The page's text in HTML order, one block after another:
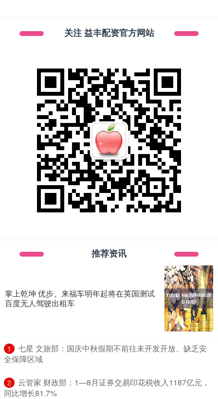
关注 益丰配资官方网站
推荐资讯
掌上乾坤 优步、来福车明年起将在英国测试
百度无人驾驶出租车
1
​七星 文旅部：国庆中秋假期不前往未开发开放、缺乏安
全保障区域
2
​云管家 财政部：1—8月证券交易印花税收入1187亿元，
同比增长81.7%